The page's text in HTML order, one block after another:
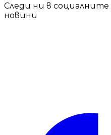
Следи ни в
новини